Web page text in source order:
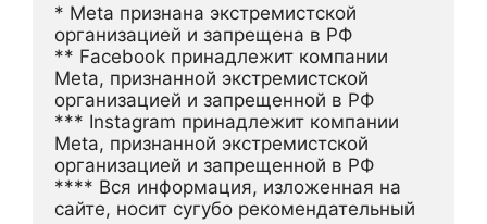
* Meta признана экстремистской
организацией и запрещена в РФ
** Facebook принадлежит компании
Meta, признанной экстремистской
организацией и запрещенной в РФ
*** Instagram принадлежит компании
Meta, признанной экстремистской
организацией и запрещенной в РФ
**** Вся информация, изложенная на
сайте, носит сугубо рекомендательный